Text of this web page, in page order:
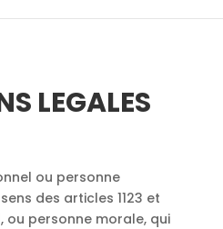
LEGALES
ou personne
des articles 1123 et
ou personne morale, qui